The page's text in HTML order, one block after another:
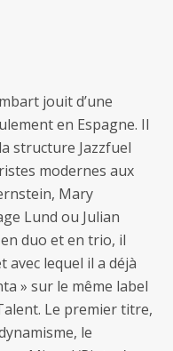
jouit d’une
en Espagne. Il
structure Jazzfuel
modernes aux
Mary
Lund ou Julian
duo et en trio, il
avec lequel il a déjà
» sur le même label
Le premier titre,
le